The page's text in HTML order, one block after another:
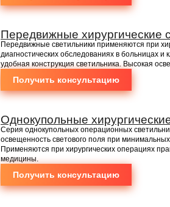
Передвижные хирургические
Передвижные светильники применяются при
диагностических обследованиях в больницах и
удобная конструкция светильника. Высокая
Получить консультацию
Однокупольные
Серия однокупольных операционных
освещенность светового поля при
Применяются при хирургических операциях
медицины.
Получить консультацию